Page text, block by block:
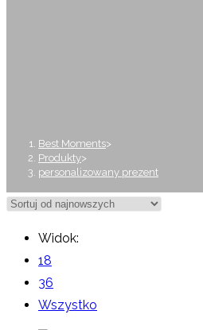
Best Moments>
Produkty>
personalizowany prezent
Widok:
18
36
Wszystko